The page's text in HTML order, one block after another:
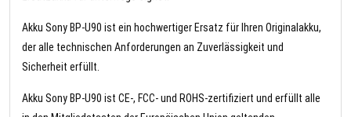
Akku Sony BP-U90 ist ein hochwertiger Ersatz für Ihren Originalakku,
der alle technischen Anforderungen an Zuverlässigkeit und
Sicherheit erfüllt.
Akku Sony BP-U90 ist CE-, FCC- und ROHS-zertifiziert und erfüllt alle